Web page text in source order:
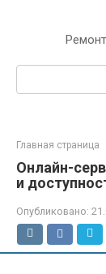
Поиск:
Главная страница
Онлайн-
и
Опубликовано: